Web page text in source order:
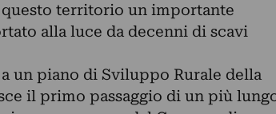
territorio un importante
alla luce da decenni di scavi
un piano di Sviluppo Rurale della
il primo passaggio di un più